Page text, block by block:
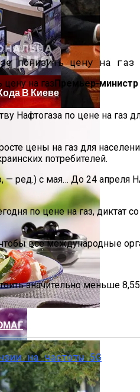
Мир Не Обмануть
1918 Года
И Эвакуация
В Киеве
Премьер-
Нафтогаза по цене на газ
цены на газ для
потребителей.
— ред.) с мая… До 24
по цене на газ, диктат
все международные
значительно меньше 8,55